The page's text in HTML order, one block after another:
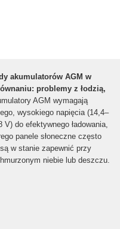
akumulatorów AGM w
problemy z łodzią,
AGM wymagają
wysokiego napięcia (14,4–
V) do efektywnego ładowania,
panele słoneczne często
w stanie zapewnić przy
niebie lub deszczu.